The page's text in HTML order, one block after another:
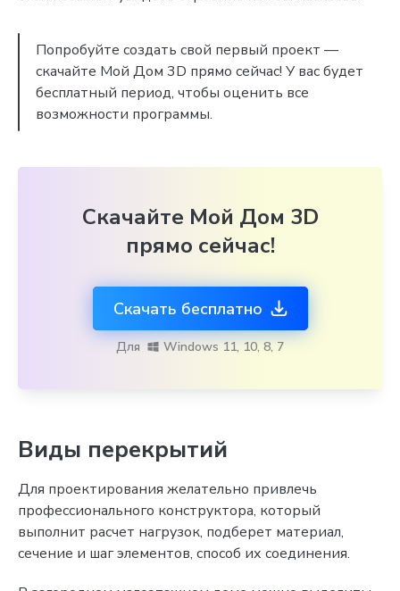
Попробуйте создать свой первый проект —
скачайте Мой Дом 3D прямо сейчас! У вас будет
бесплатный период, чтобы оценить все
возможности программы.
Скачайте Мой Дом 3D
прямо сейчас!
Скачать бесплатно
Для Windows 11, 10, 8, 7
Виды перекрытий
Для проектирования желательно привлечь
профессионального конструктора, который
выполнит расчет нагрузок, подберет материал,
сечение и шаг элементов, способ их соединения.